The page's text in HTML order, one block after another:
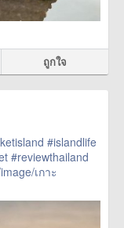
ถูกใจ
#islandlife
#reviewthailand
เกาะ